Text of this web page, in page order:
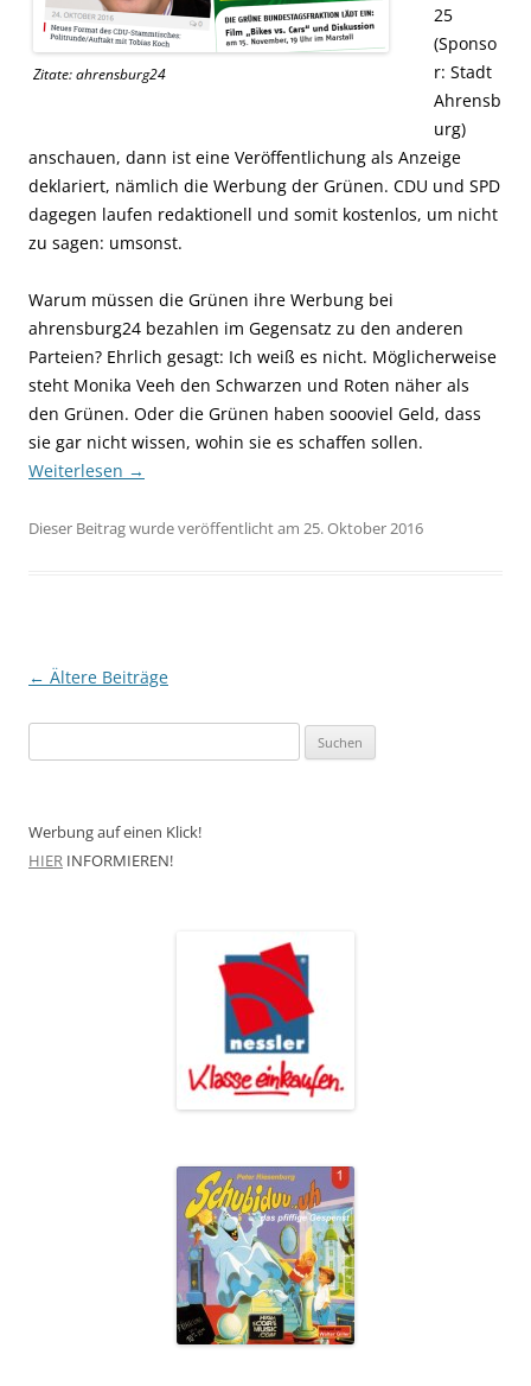
Zitate: ahrensburg24
25
(Sponso
r: Stadt
Ahrensb
urg)
anschauen, dann ist eine Veröffentlichung als Anzeige
deklariert, nämlich die Werbung der Grünen. CDU und SPD
dagegen laufen redaktionell und somit kostenlos, um nicht
zu sagen: umsonst.
Warum müssen die Grünen ihre Werbung bei
ahrensburg24 bezahlen im Gegensatz zu den anderen
Parteien? Ehrlich gesagt: Ich weiß es nicht. Möglicherweise
steht Monika Veeh den Schwarzen und Roten näher als
den Grünen. Oder die Grünen haben soooviel Geld, dass
sie gar nicht wissen, wohin sie es schaffen sollen.
Weiterlesen →
Dieser Beitrag wurde veröffentlicht am 25. Oktober 2016
Beitragsnavigation
← Ältere Beiträge
nach:
Werbung auf einen Klick!
HIER INFORMIEREN!